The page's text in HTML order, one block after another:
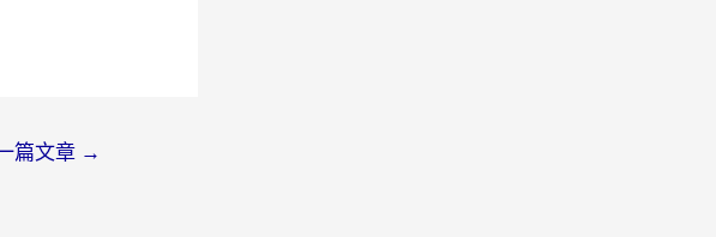
篇文章 →